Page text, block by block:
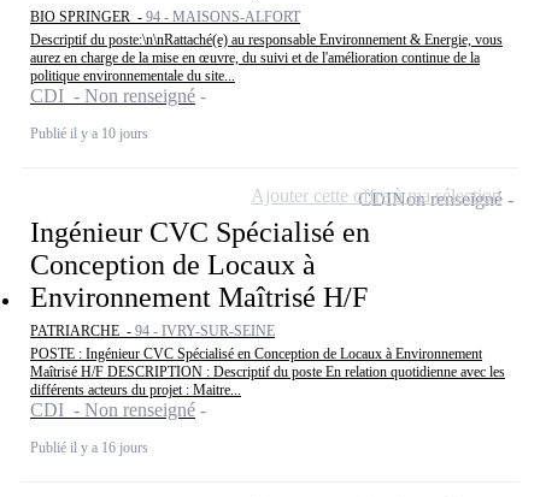
BIO SPRINGER - 94 - MAISONS-ALFORT
Descriptif du poste:\n\nRattaché(e) au responsable Environnement & Energie, vous
aurez en charge de la mise en œuvre, du suivi et de l'amélioration continue de la
politique environnementale du site...
CDI - Non renseigné
Publié il y a 10 jours
Ingénieur CVC Spécialisé en
Conception de Locaux à
Environnement Maîtrisé H/F
PATRIARCHE - 94 - IVRY-SUR-SEINE
POSTE : Ingénieur CVC Spécialisé en Conception de Locaux à Environnement
Maîtrisé H/F DESCRIPTION : Descriptif du poste En relation quotidienne avec les
différents acteurs du projet : Maitre...
CDI - Non renseigné
Publié il y a 16 jours
CDINon renseigné
Ajouter cette offre à ma sélection